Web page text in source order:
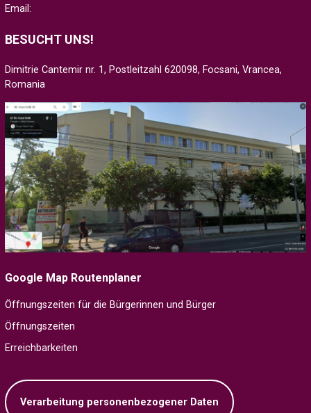
Email:
BESUCHT UNS!
Dimitrie Cantemir nr. 1, Postleitzahl 620098, Focsani, Vrancea,
Romania
Google Map Routenplaner
Öffnungszeiten für die Bürgerinnen und Bürger
Öffnungszeiten
Erreichbarkeiten
Verarbeitung personenbezogener Daten